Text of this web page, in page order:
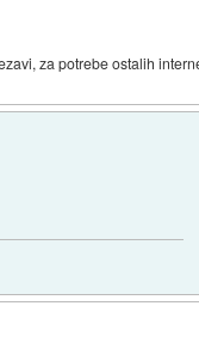
za potrebe ostalih